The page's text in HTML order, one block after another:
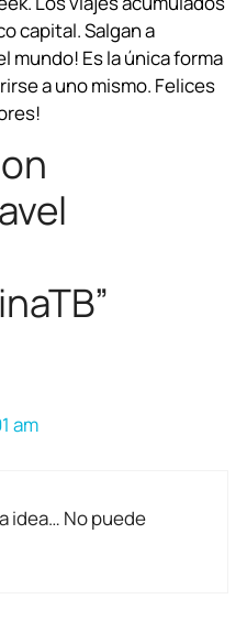
d
s
d
capital. Salgan a
mundo! Es la única forma
a uno mismo. Felices
am
idea… No puede